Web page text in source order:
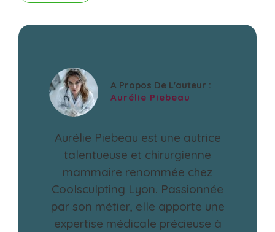
A Propos De L'auteur :
Aurélie Piebeau
Aurélie Piebeau est une autrice
talentueuse et chirurgienne
mammaire renommée chez
Coolsculpting Lyon. Passionnée
par son métier, elle apporte une
expertise médicale précieuse à